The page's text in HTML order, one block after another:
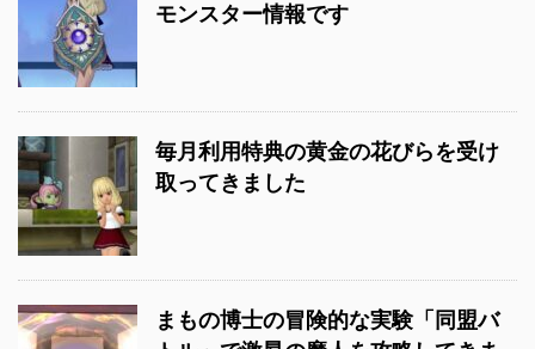
モンスター情報です
毎月利用特典の黄金の花びらを受け
取ってきました
まもの博士の冒険的な実験「同盟バ